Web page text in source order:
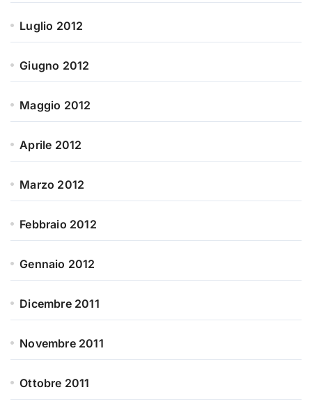
Luglio 2012
Giugno 2012
Maggio 2012
Aprile 2012
Marzo 2012
Febbraio 2012
Gennaio 2012
Dicembre 2011
Novembre 2011
Ottobre 2011